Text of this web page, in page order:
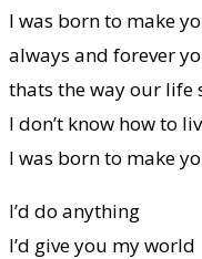
I was born to make
always and forever
thats the way our life
I don’t know how to
I was born to make
I’d do anything
I’d give you my world